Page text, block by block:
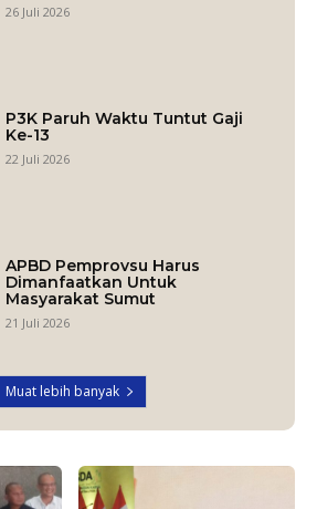
26 Juli 2026
P3K Paruh Waktu Tuntut Gaji
Ke-13
22 Juli 2026
APBD Pemprovsu Harus
Dimanfaatkan Untuk
Masyarakat Sumut
21 Juli 2026
Muat lebih banyak